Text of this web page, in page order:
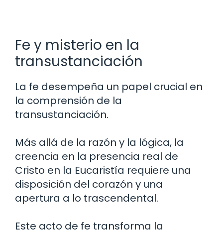
Fe y misterio en la
transustanciación
La fe desempeña un papel crucial en
la comprensión de la
transustanciación.
Más allá de la razón y la lógica, la
creencia en la presencia real de
Cristo en la Eucaristía requiere una
disposición del corazón y una
apertura a lo trascendental.
Este acto de fe transforma la